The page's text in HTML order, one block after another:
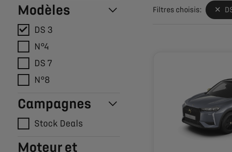
Modèles
DS 3
N°4
DS 7
N°8
Campagnes
Stock Deals
Moteur et
Filtres choisis: